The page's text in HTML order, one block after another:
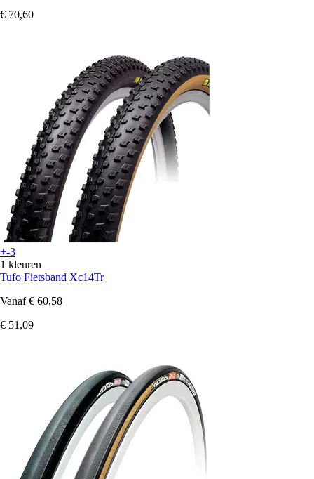
€ 70,60
+-3
1 kleuren
Tufo Fietsband Xc14Tr
Vanaf € 60,58
€ 51,09